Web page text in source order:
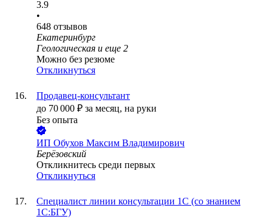
3.9
•
648 отзывов
Екатеринбург
Геологическая и еще 2
Можно без резюме
Откликнуться
Продавец-консультант
до 70 000 ₽ за месяц, на руки
Без опыта
ИП Обухов Максим Владимирович
Берёзовский
Откликнитесь среди первых
Откликнуться
Специалист линии консультации 1С (со знанием
1С:БГУ)